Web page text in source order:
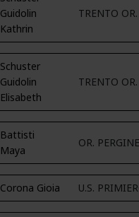
Guidolin
Kathrin
TRENTO OR.
Schuster
Guidolin
Elisabeth
TRENTO OR.
Battisti
Maya
OR. PERGINE
Corona Gioia U.S.